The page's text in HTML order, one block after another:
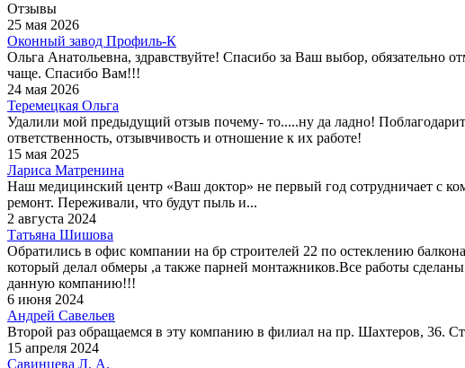
Отзывы
25 мая 2026
Оконный завод Профиль-К
Ольга Анатольевна, здравствуйте! Спасибо за Ваш выбор, обязательно
чаще. Спасибо Вам!!!
24 мая 2026
Теремецкая Ольга
Удалили мой предыдущий отзыв почему- то.....ну да ладно!
ответственность, отзывчивость и отношение к их работе!
15 мая 2025
Лариса Матренина
Наш медицинский центр «Ваш доктор» не первый год сотрудничает с
ремонт. Переживали, что будут пыль и...
2 августа 2024
Татьяна Шишова
Обратились в офис компании на бр строителей 22 по остеклению
который делал обмеры ,а также парней монтажников.Все работы
данную компанию!!!
6 июня 2024
Андрей Савельев
Второй раз обращаемся в эту компанию в филиал на пр. Шахтеров, 36.
15 апреля 2024
Савинцева Л. А.